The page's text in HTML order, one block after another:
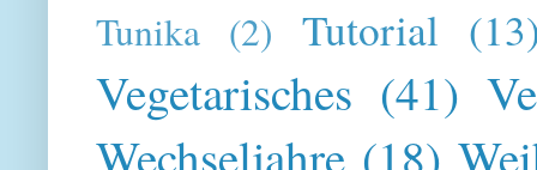
Tunika (2) Tutorial
Vegetarisches (41)
Wechseljahre (18)